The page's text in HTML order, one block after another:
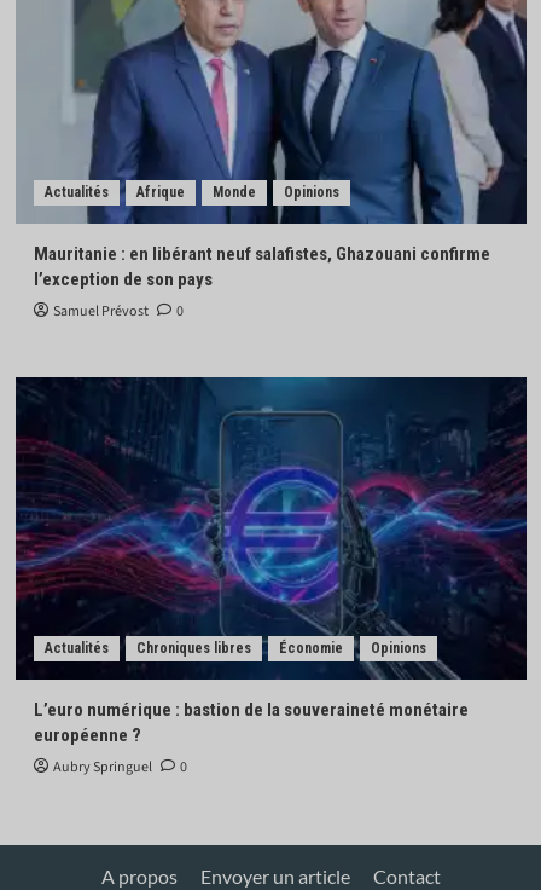
Actualités Afrique Monde Opinions
Mauritanie : en libérant neuf salafistes, Ghazouani confirme
l’exception de son pays
Samuel Prévost 0
Actualités Chroniques libres Économie Opinions
L’euro numérique : bastion de la souveraineté monétaire
européenne ?
Aubry Springuel 0
A propos Envoyer un article Contact